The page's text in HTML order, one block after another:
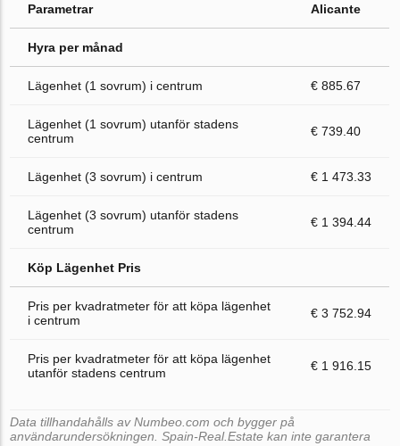
Parametrar Alicante
Hyra per månad
Lägenhet (1 sovrum) i centrum € 885.67
Lägenhet (1 sovrum) utanför stadens
centrum
€ 739.40
Lägenhet (3 sovrum) i centrum € 1 473.33
Lägenhet (3 sovrum) utanför stadens
centrum
€ 1 394.44
Köp Lägenhet Pris
Pris per kvadratmeter för att köpa lägenhet
i centrum
€ 3 752.94
Pris per kvadratmeter för att köpa lägenhet
utanför stadens centrum
€ 1 916.15
Data tillhandahålls av Numbeo.com och bygger på
användarundersökningen. Spain-Real.Estate kan inte garantera